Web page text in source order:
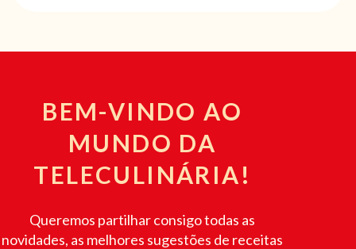
BEM-VINDO AO
MUNDO DA
TELECULINÁRIA!
Queremos partilhar consigo todas as
novidades, as melhores sugestões de receitas